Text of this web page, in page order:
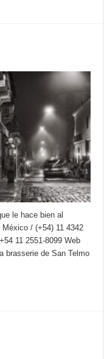
le hace bien al
/ (+54) 11 4342
11 2551-8099 Web
brasserie de San Telmo